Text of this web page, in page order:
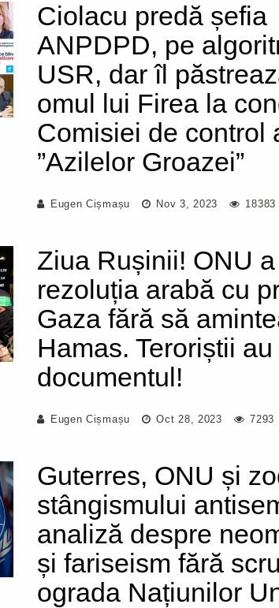
Ciolacu predă șefia
ANPDPD, pe
USR, dar îl
omul lui Firea la
Comisiei de control
”Azilelor Groazei”
Eugen Cișmașu Nov 3, 2023 18383
Ziua Rușinii! ONU
rezoluția arabă cu
Gaza fără să
Hamas. Teroriștii
documentul!
Eugen Cișmașu Oct 28, 2023 7293
Guterres, ONU și
stângismului
analiză despre
și fariseism fără
ograda Națiunilor